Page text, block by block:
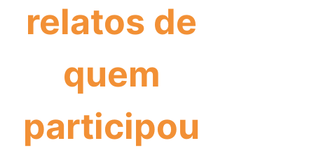
relatos de
quem
participou